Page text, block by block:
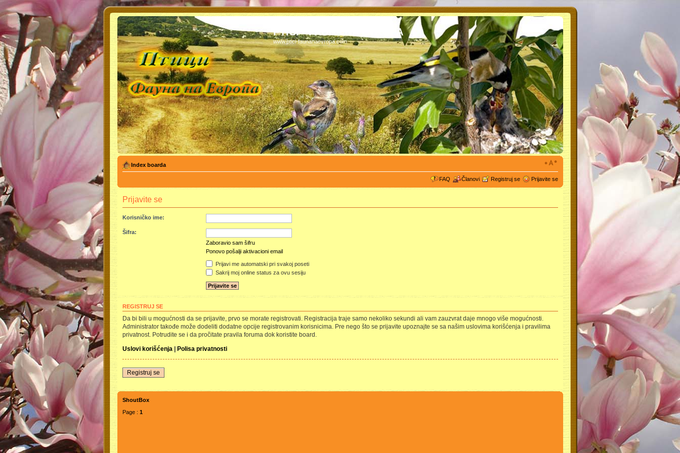
PTICI - FAUNA NA EVROPA
www.ptici-faunanaevropa.com
Index boarda
FAQ Članovi Registruj se Prijavite se
Prijavite se
Korisničko ime:
Šifra:
Zaboravio sam šifru
Ponovo pošalji aktivacioni email
Prijavi me automatski pri svakoj poseti
Sakrij moj online status za ovu sesiju
REGISTRUJ SE
Da bi bili u mogućnosti da se prijavite, prvo se morate registrovati. Registracija traje samo nekoliko sekundi ali vam zauzvrat daje mnogo više mogućnosti.
Administrator takođe može dodeliti dodatne opcije registrovanim korisnicima. Pre nego što se prijavite upoznajte se sa našim uslovima korišćenja i pravilima
privatnost. Potrudite se i da pročitate pravila foruma dok koristite board.
Uslovi korišćenja | Polisa privatnosti
Registruj se
ShoutBox
Page : 1